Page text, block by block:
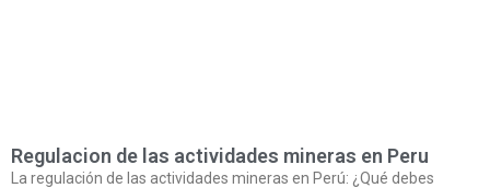
Regulacion de las actividades mineras en Peru
La regulación de las actividades mineras en Perú: ¿Qué debes